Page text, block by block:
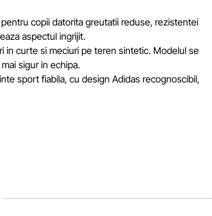
copii datorita greutatii reduse, rezistentei
aspectul ingrijit.
in curte si meciuri pe teren sintetic. Modelul se
sigur in echipa.
sport fiabila, cu design Adidas recognoscibil,